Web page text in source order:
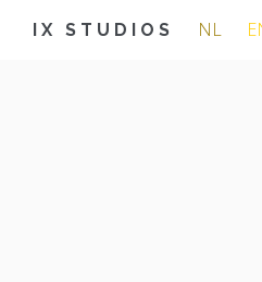
IX STUDIOS NL